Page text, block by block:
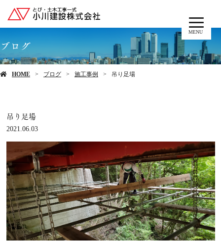
MENU
ブログ
HOME ブログ 施工事例 吊り足場
吊り足場
2021.06.03